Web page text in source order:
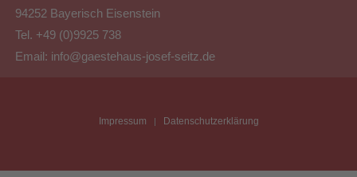
94252 Bayerisch Eisenstein
Tel. +49 (0)9925 738
Email: info@gaestehaus-josef-seitz.de
Impressum Datenschutzerklärung